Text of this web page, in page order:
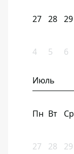
27 28 29
4 5 6
Июль
Пн Вт Ср
27 28 29